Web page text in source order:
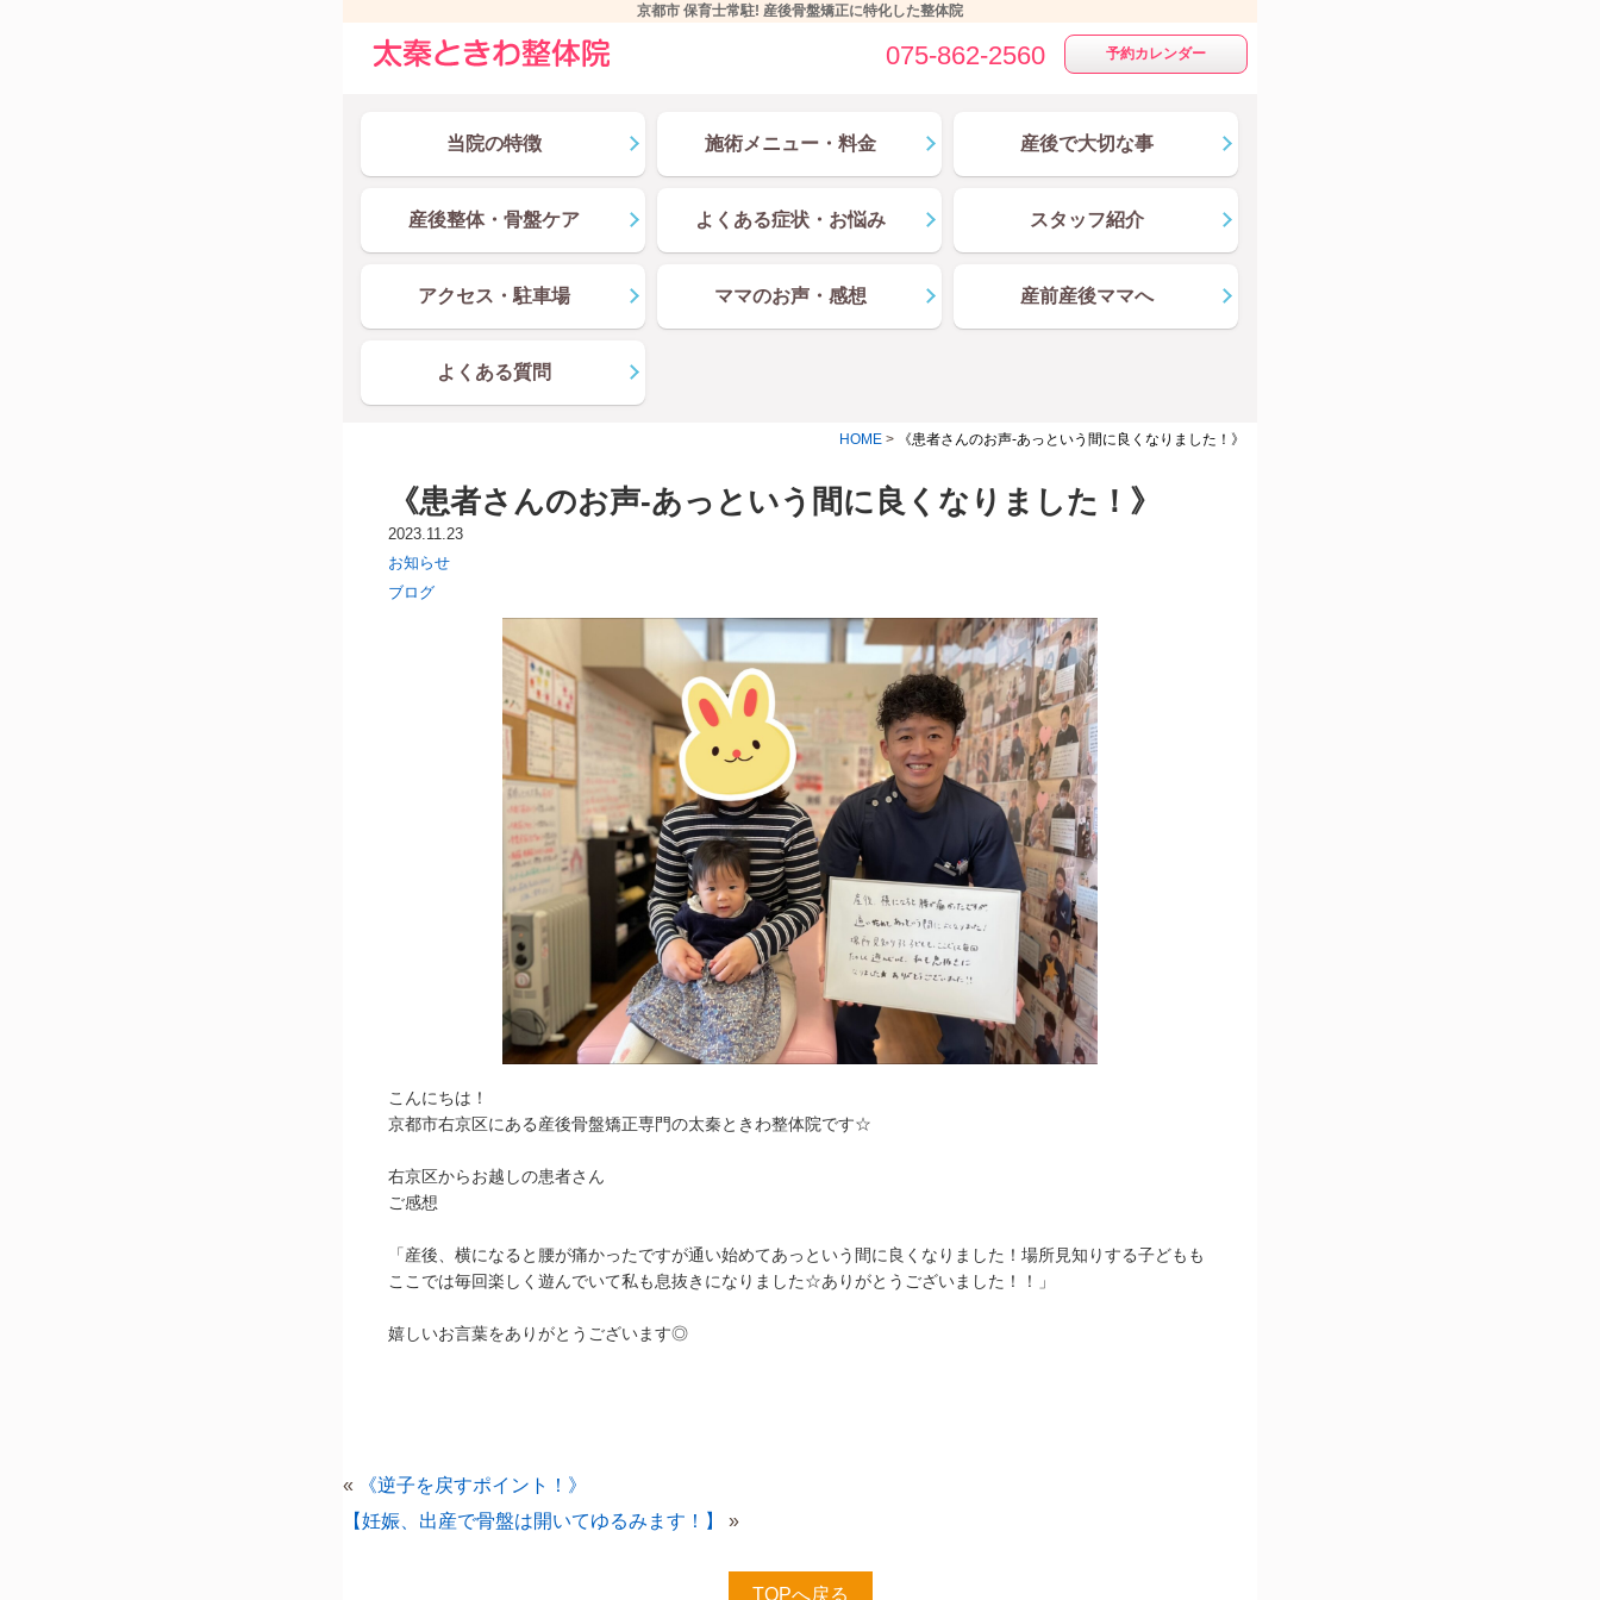
京都市 保育士常駐! 産後骨盤矯正に特化した整体院
075-862-2560 予約カレンダー
当院の特徴 施術メニュー・料金 産後で大切な事
産後整体・骨盤ケア よくある症状・お悩み スタッフ紹介
アクセス・駐車場 ママのお声・感想 産前産後ママへ
よくある質問
HOME > 《患者さんのお声-あっという間に良くなりました！》
《患者さんのお声-あっという間に良くなりました！》
2023.11.23
お知らせ
ブログ
こんにちは！
京都市右京区にある産後骨盤矯正専門の太秦ときわ整体院です☆
右京区からお越しの患者さん
ご感想
「産後、横になると腰が痛かったですが通い始めてあっという間に良くなりました！場所見知りする子どもも
ここでは毎回楽しく遊んでいて私も息抜きになりました☆ありがとうございました！！」
嬉しいお言葉をありがとうございます◎
«
《逆子を戻すポイント！》
【妊娠、出産で骨盤は開いてゆるみます！】
»
TOPへ戻る